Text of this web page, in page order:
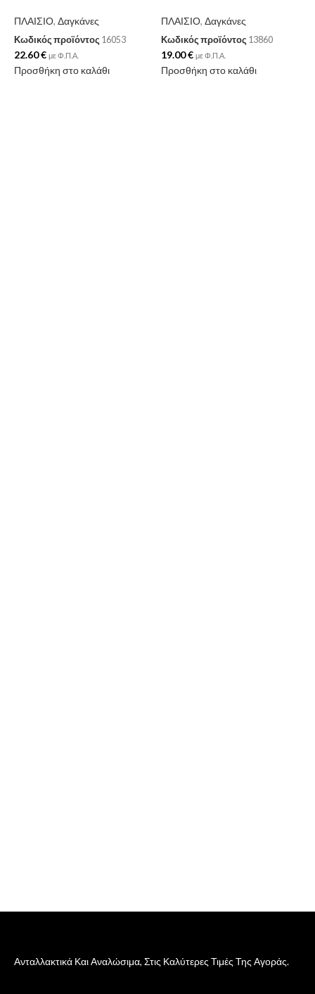
ΠΛΑΙΣΙΟ, Δαγκάνες
Κωδικός προϊόντος 16053
22.60€ με Φ.Π.Α.
Προσθήκη στο καλάθι
ΠΛΑΙΣΙΟ, Δαγκάνες
Κωδικός προϊόντος 13860
19.00€ με Φ.Π.Α.
Προσθήκη στο καλάθι
Ανταλλακτικά Και Αναλώσιμα, Στις Καλύτερες Τιμές Της Αγοράς.